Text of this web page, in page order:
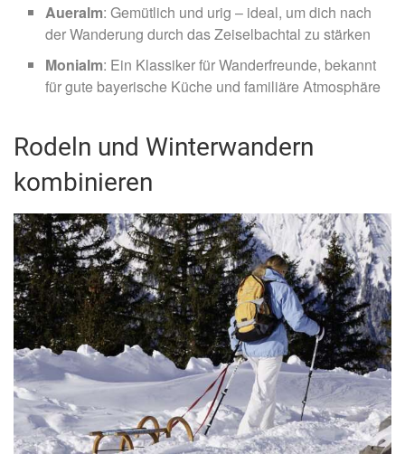
Aueralm: Gemütlich und urig – ideal, um dich nach
der Wanderung durch das Zeiselbachtal zu stärken
Monialm: Ein Klassiker für Wanderfreunde, bekannt
für gute bayerische Küche und familiäre Atmosphäre
Rodeln und Winterwandern
kombinieren